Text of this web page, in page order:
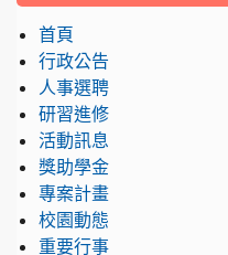
首頁
行政公告
人事選聘
研習進修
活動訊息
獎助學金
專案計畫
校園動態
重要行事